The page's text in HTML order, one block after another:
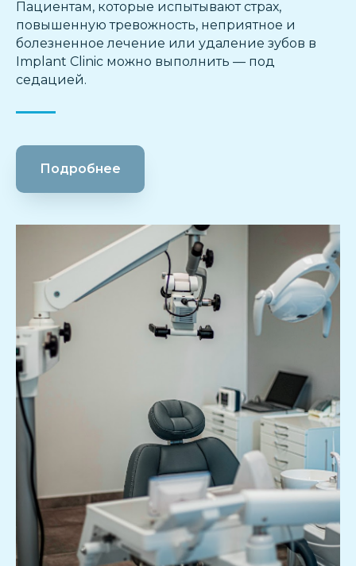
Пациентам, которые испытывают страх,
повышенную тревожность, неприятное и
болезненное лечение или удаление зубов в
Implant Clinic можно выполнить — под
седацией.
Подробнее